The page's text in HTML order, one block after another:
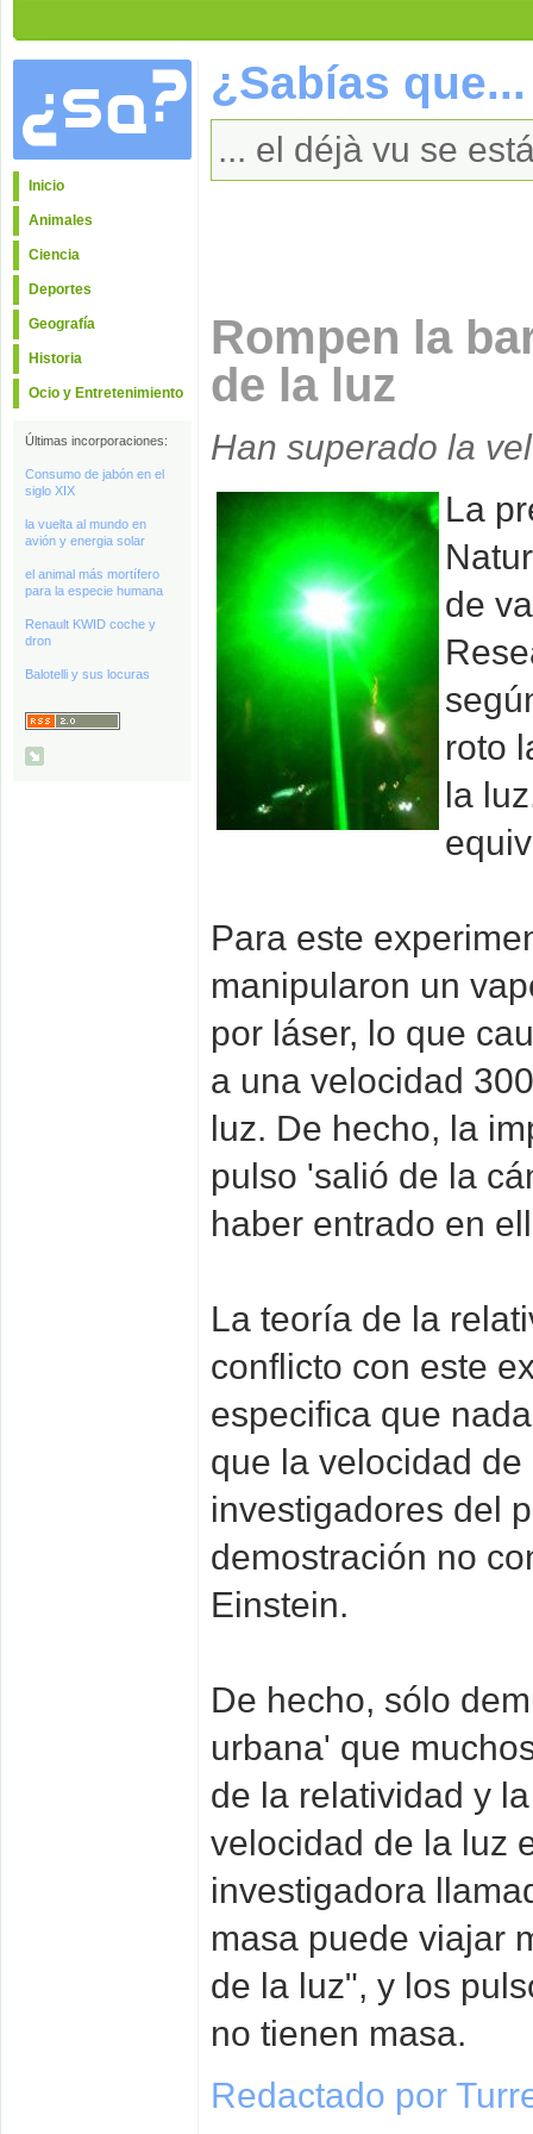
Inicio
Animales
Ciencia
Deportes
Geografía
Historia
Ocio y Entretenimiento
Últimas incorporaciones:
Consumo de jabón en el
siglo XIX
la vuelta al mundo en
avión y energia solar
el animal más mortífero
para la especie humana
Renault KWID coche y
dron
Balotelli y sus locuras
¿Sabías que...
... el déjà vu se
Rompen la
de la luz
Han superado la
La
de
roto
la
Para este
manipularon un
por láser, lo que
a una velocidad
luz. De hecho, la
pulso 'salió de la
haber entrado en
La teoría de la
conflicto con este
especifica que
que la velocidad
investigadores del
demostración no
Einstein.
De hecho, sólo
urbana' que
de la relatividad y
velocidad de la luz
investigadora
masa puede viajar
de la luz", y los
no tienen masa.
Redactado por